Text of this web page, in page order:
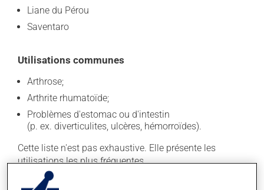
Liane du Pérou
Saventaro
Utilisations communes
Arthrose;
Arthrite rhumatoïde;
Problèmes d'estomac ou d'intestin
(p. ex. diverticulites, ulcères, hémorroïdes).
Cette liste n'est pas exhaustive. Elle présente les
utilisations les plus fréquentes.
Les doses recommandées des produits de santé